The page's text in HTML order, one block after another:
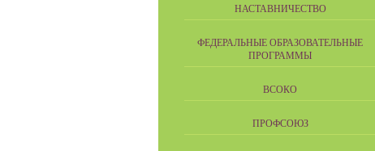
НАСТАВНИЧЕСТВО
ФЕДЕРАЛЬНЫЕ ОБРАЗОВАТЕЛЬНЫЕ
ПРОГРАММЫ
ВСОКО
ПРОФСОЮЗ